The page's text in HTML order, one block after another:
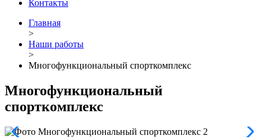
Контакты
Главная
>
Наши работы
>
Многофункциональный спорткомплекс
Многофункциональный
спорткомплекс